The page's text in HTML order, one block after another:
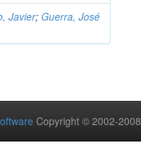
Javier; Guerra, José
Copyright © 2002-2008